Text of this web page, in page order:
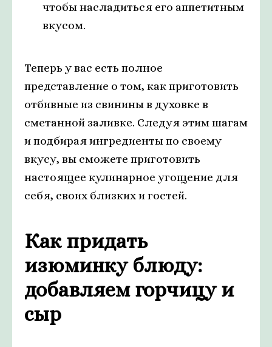
чтобы насладиться его аппетитным
вкусом.
Теперь у вас есть полное
представление о том, как приготовить
отбивные из свинины в духовке в
сметанной заливке. Следуя этим шагам
и подбирая ингредиенты по своему
вкусу, вы сможете приготовить
настоящее кулинарное угощение для
себя, своих близких и гостей.
Как придать
изюминку блюду:
добавляем горчицу и
сыр